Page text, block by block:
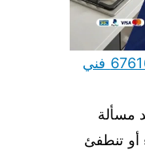
تصليح طباخات الصالحية 67616123 فني
مسألة
أو تنطفئ